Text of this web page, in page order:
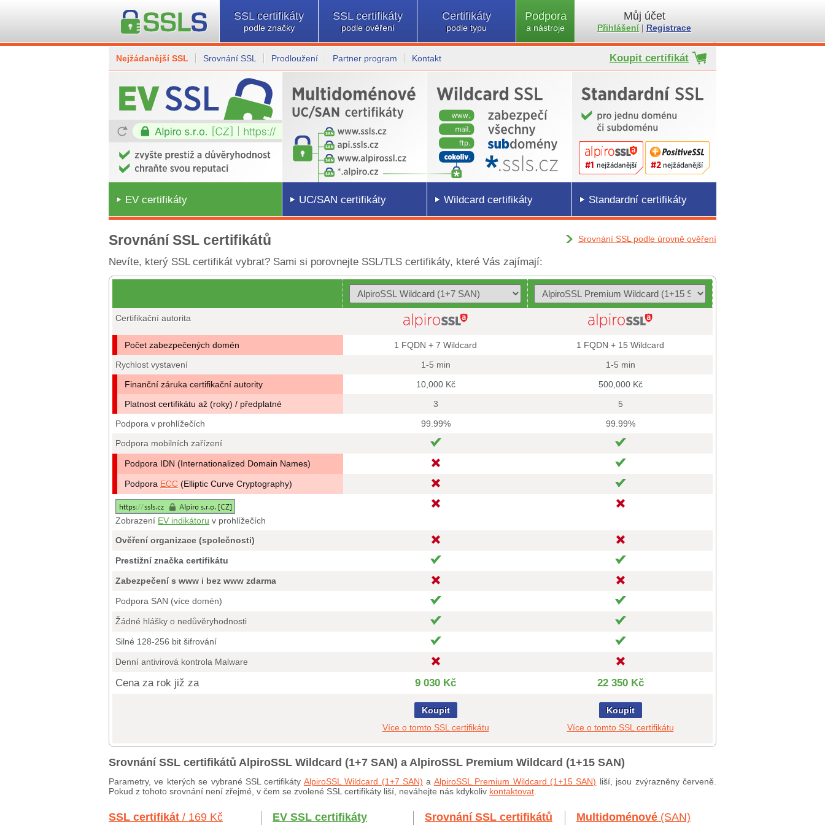
SSL certifikáty
podle značky
SSL certifikáty
podle ověření
Certifikáty
podle typu
Podpora
a nástroje
Můj účet
Přihlášení| Registrace
Nejžádanější SSL Srovnání SSL Prodloužení Partner program Kontakt Koupit certifikát
EV certifikáty UC/SAN certifikáty Wildcard certifikáty Standardní certifikáty
Srovnání SSL certifikátů Srovnání SSL podle úrovně ověření
Nevíte, který SSL certifikát vybrat? Sami si porovnejte SSL/TLS certifikáty, které Vás zajímají:
Certifikační autorita
Počet zabezpečených domén 1 FQDN + 7 Wildcard
1 FQDN + 15 Wildcard
Rychlost vystavení
1-5 min
1-5 min
Finanční záruka certifikační autority
10,000 Kč
500,000 Kč
Platnost certifikátu až (roky) / předplatné
3
5
Podpora v prohlížečích
99.99%
99.99%
Podpora mobilních zařízení
Podpora IDN (Internationalized Domain Names)
Podpora ECC (Elliptic Curve Cryptography)
Zobrazení EV indikátoru v prohlížečích
Ověření organizace (společnosti)
Prestižní značka certifikátu
Zabezpečení s www i bez www zdarma
Podpora SAN (více domén)
Žádné hlášky o nedůvěryhodnosti
Silné 128-256 bit šifrování
Denní antivirová kontrola Malware
Cena za rok již za 9 030 Kč 22 350 Kč
Koupit
Více o tomto SSL certifikátu
Koupit
Více o tomto SSL certifikátu
Srovnání SSL certifikátů AlpiroSSL Wildcard (1+7 SAN) a AlpiroSSL Premium Wildcard (1+15 SAN)
Parametry, ve kterých se vybrané SSL certifikáty AlpiroSSL Wildcard (1+7 SAN) a AlpiroSSL Premium Wildcard (1+15 SAN) liší, jsou zvýrazněny červeně.
Pokud z tohoto srovnání není zřejmé, v čem se zvolené SSL certifikáty liší, neváhejte nás kdykoliv kontaktovat
SSL certifikát / 169 Kč EV SSL certifikáty Srovnání SSL certifikátů Multidoménové (SAN)